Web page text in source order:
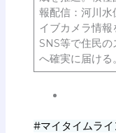
報配信：河川水
イブカメラ情報
SNS等で住民の
へ確実に届ける
#マイタイムラ